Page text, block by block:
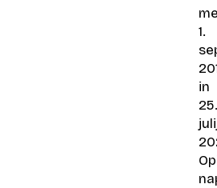
1.
in
25.